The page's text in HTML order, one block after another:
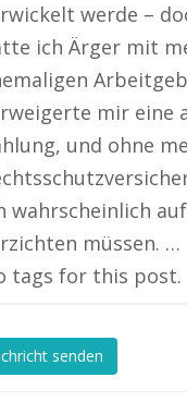
werde –
ich Ärger mit
mir eine
und ohne
wahrscheinlich
müssen. …
tags for this post.
senden